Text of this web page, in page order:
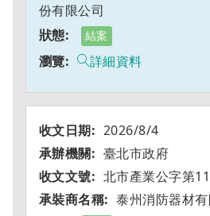
份有限公司
結案
詳細資料
2026/8/4
臺北市政府
北市產業公字第
泰州消防器材